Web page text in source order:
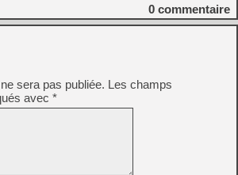
0 commentaire
sera pas publiée. Les champs
avec *